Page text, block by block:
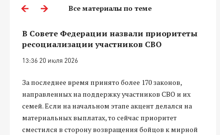
Все материалы по теме
В Совете Федерации назвали приоритеты
ресоциализации участников СВО
13:36 20 июля 2026
За последнее время принято более 170 законов,
направленных на поддержку участников СВО и их
семей. Если на начальном этапе акцент делался на
материальных выплатах, то сейчас приоритет
сместился в сторону возвращения бойцов к мирной